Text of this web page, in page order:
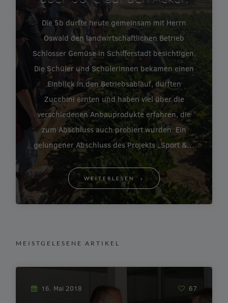
Die 5b durfte heute gemeinsam mit Herrn
Oswald den landwirtschaftlichen Betrieb
Schlosser Gemüse in Schifferstadt besichtigen.
Die Schüler und Schülerinnen bekamen einen
Einblick in den Betriebsablauf, durften
Zucchini ernten und haben viel über die
verschiedenen Anbauprodukte erfahren, die
zum Abschluss auch probiert wurden. Ein
gelungener Abschluss des Projekts „Sport &…
WEITERLESEN
MEISTGELESENE ARTIKEL
16. Mai 2018 67